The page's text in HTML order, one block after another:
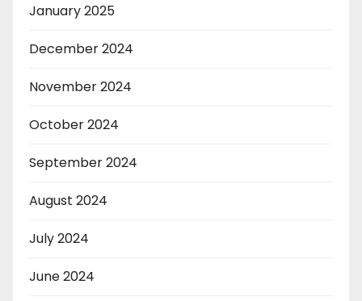
January 2025
December 2024
November 2024
October 2024
September 2024
August 2024
July 2024
June 2024